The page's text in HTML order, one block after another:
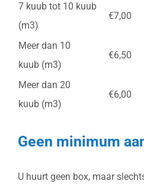
7 kuub tot 10 kuub
(m3)
€7,00
Meer dan 10
kuub (m3)
€6,50
Meer dan 20
kuub (m3)
€6,00
Geen minimum
U huurt geen box, maar